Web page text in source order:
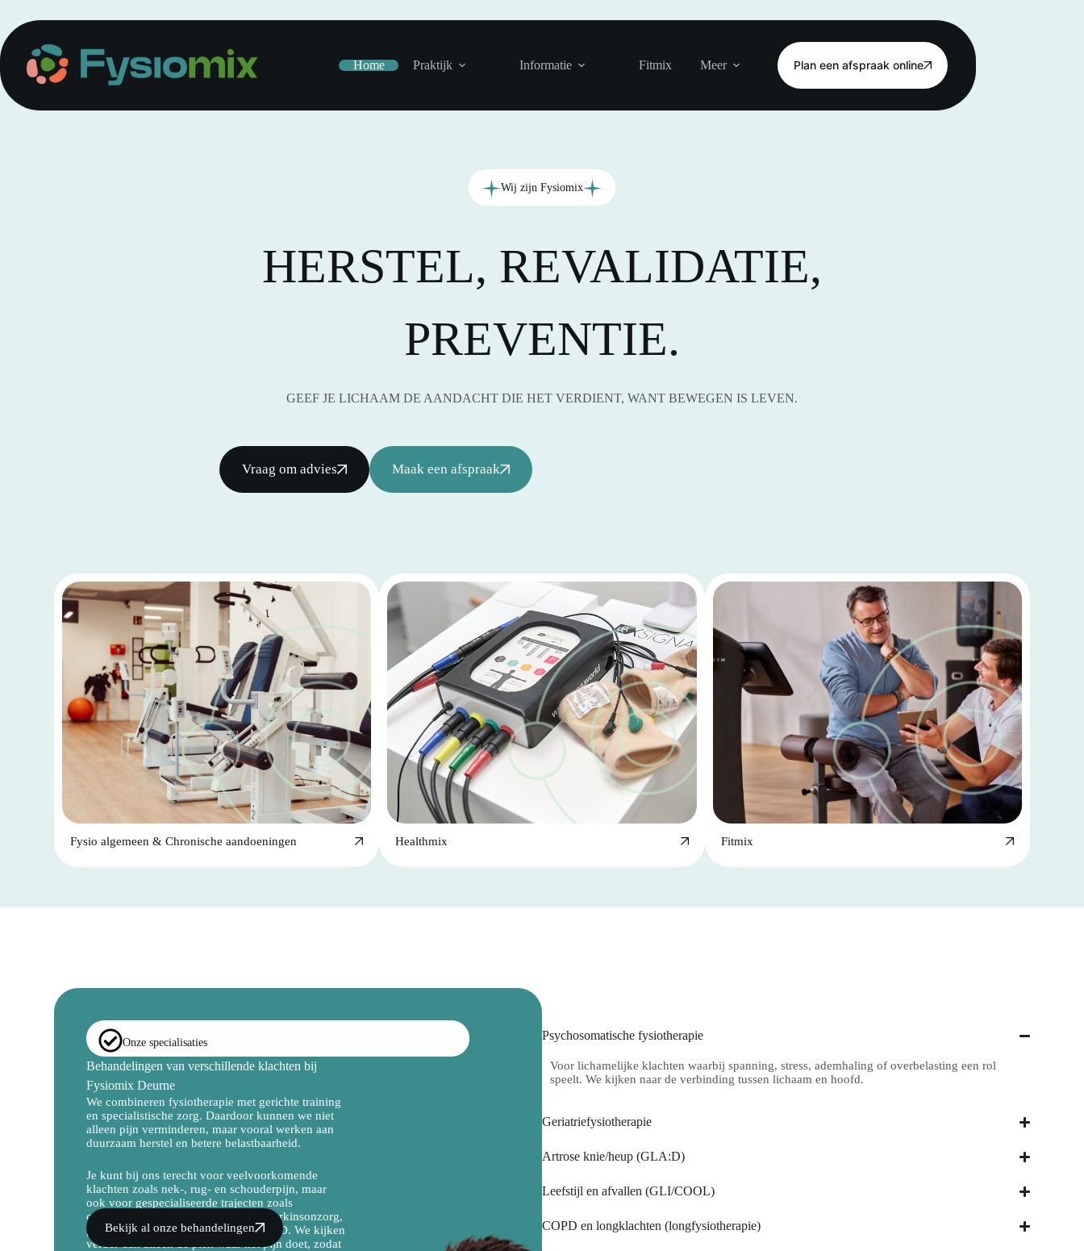
Home Praktijk Informatie Fitmix Meer Plan een afspraak online
Wij zijn Fysiomix
HERSTEL, REVALIDATIE,
PREVENTIE.
GEEF JE LICHAAM DE AANDACHT DIE HET VERDIENT, WANT BEWEGEN IS LEVEN.
Vraag om advies Maak een afspraak
Fysio algemeen & Chronische aandoeningen Healthmix Fitmix
Onze specialisaties
Behandelingen van verschillende klachten bij
Fysiomix Deurne
We combineren fysiotherapie met gerichte training
en specialistische zorg. Daardoor kunnen we niet
alleen pijn verminderen, maar vooral werken aan
duurzaam herstel en betere belastbaarheid.
Je kunt bij ons terecht voor veelvoorkomende
klachten zoals nek-, rug- en schouderpijn, maar
ook voor gespecialiseerde trajecten zoals
oedeemtherapie, longfysiotherapie, Parkinsonzorg,
geriatrie en herstel na kanker of COVID. We kijken
verder dan alleen de plek waar het pijn doet, zodat
Bekijk al onze behandelingen
Psychosomatische fysiotherapie
Voor lichamelijke klachten waarbij spanning, stress, ademhaling of overbelasting een rol
speelt. We kijken naar de verbinding tussen lichaam en hoofd.
Geriatriefysiotherapie
Artrose knie/heup (GLA:D)
Leefstijl en afvallen (GLI/COOL)
COPD en longklachten (longfysiotherapie)